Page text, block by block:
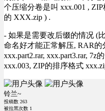
个压缩分卷是叫 xxx.001 ,
的 XXX.zip ) .
- 如果是需要改后缀的情况 (
命名好才能正常解压, RAR的
xxx.part2.rar, xxx.part3.rar, 7z
xxx.003, ZIP的排序格式
铃兰~
投稿数 263
被拉黑次数 1